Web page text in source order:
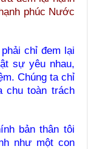
phúc Nước
chỉ đem lại
sự yêu nhau,
Chúng ta chỉ
chu toàn trách
bản thân tôi
như một con